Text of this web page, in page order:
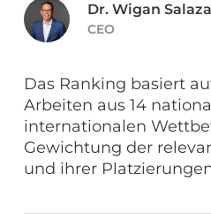
Dr. Wigan
CEO
Das Ranking basiert
Arbeiten aus 14
internationalen
Gewichtung der
und ihrer